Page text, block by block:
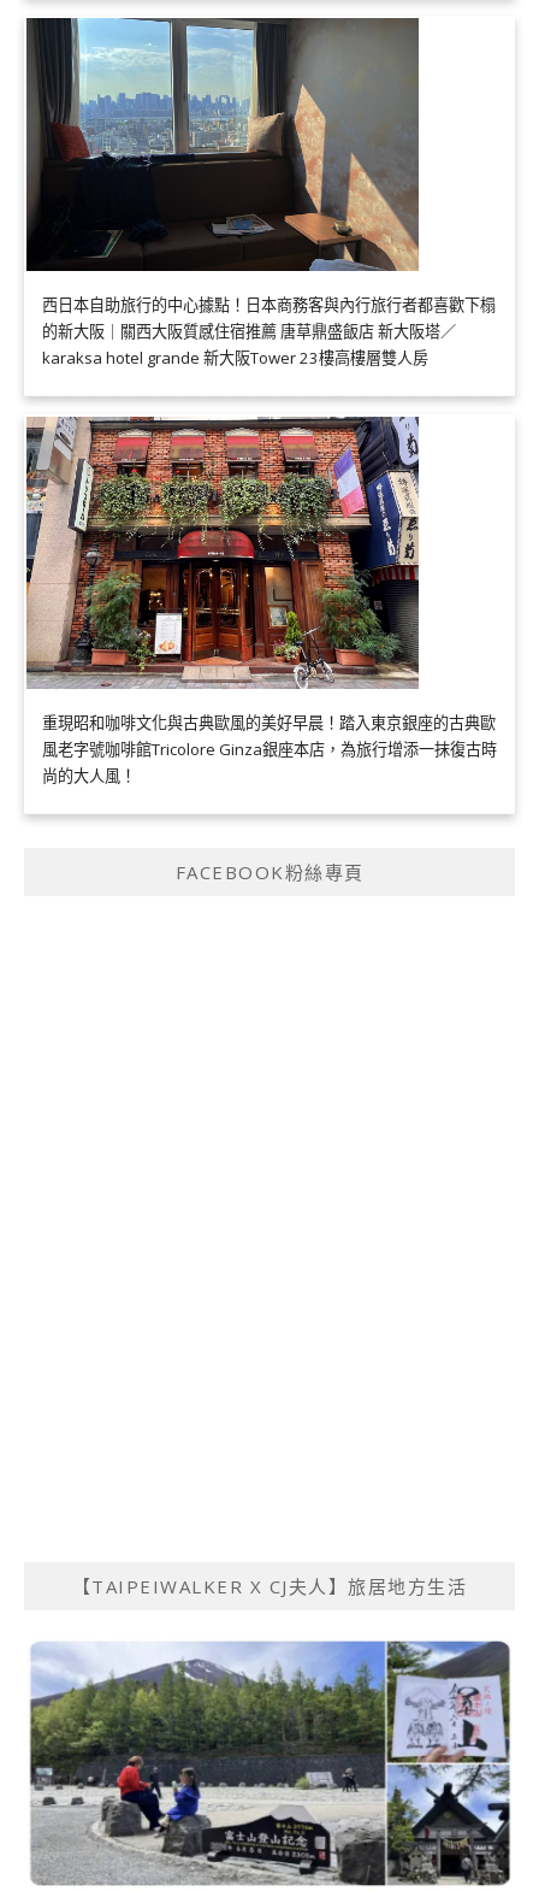
西日本自助旅行的中心據點！日本商務客與內行旅行者都喜歡下榻
的新大阪｜關西大阪質感住宿推薦 唐草鼎盛飯店 新大阪塔／
karaksa hotel grande 新大阪Tower 23樓高樓層雙人房
重現昭和咖啡文化與古典歐風的美好早晨！踏入東京銀座的古典歐
風老字號咖啡館Tricolore Ginza銀座本店，為旅行增添一抹復古時
尚的大人風！
FACEBOOK粉絲專頁
【TAIPEIWALKER X CJ夫人】旅居地方生活